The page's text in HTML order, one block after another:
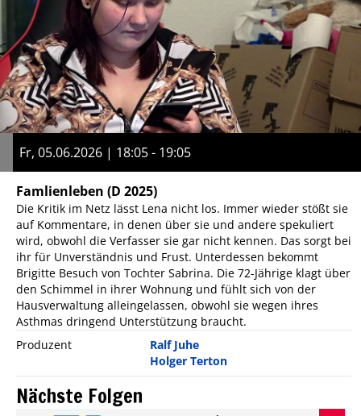
Fr, 05.06.2026 | 18:05 - 19:05
Famlienleben (D 2025)
Die Kritik im Netz lässt Lena nicht los. Immer wieder stößt sie
auf Kommentare, in denen über sie und andere spekuliert
wird, obwohl die Verfasser sie gar nicht kennen. Das sorgt bei
ihr für Unverständnis und Frust. Unterdessen bekommt
Brigitte Besuch von Tochter Sabrina. Die 72-Jährige klagt über
den Schimmel in ihrer Wohnung und fühlt sich von der
Hausverwaltung alleingelassen, obwohl sie wegen ihres
Asthmas dringend Unterstützung braucht.
Produzent
Ralf Juhe
Holger Terton
Nächste Folgen